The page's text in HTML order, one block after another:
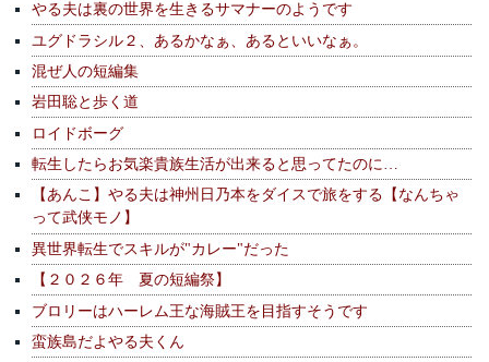
やる夫は裏の世界を生きるサマナーのようです
ユグドラシル２、あるかなぁ、あるといいなぁ。
混ぜ人の短編集
岩田聡と歩く道
ロイドボーグ
転生したらお気楽貴族生活が出来ると思ってたのに…
【あんこ】やる夫は神州日乃本をダイスで旅をする【なんちゃ
って武侠モノ】
異世界転生でスキルが"カレー"だった
【２０２６年 夏の短編祭】
ブロリーはハーレム王な海賊王を目指すそうです
蛮族島だよやる夫くん